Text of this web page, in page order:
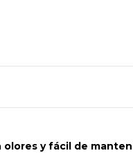
olores y fácil de